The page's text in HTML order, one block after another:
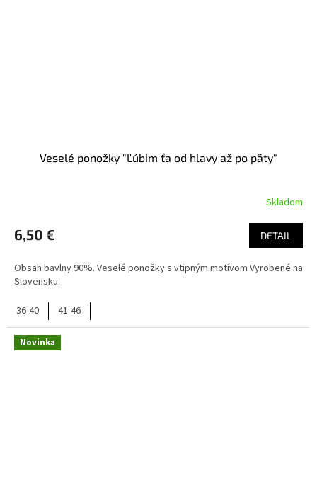
Veselé ponožky "Ľúbim ťa od hlavy až po päty"
Skladom
6,50 € DETAIL
Obsah bavlny 90%. Veselé ponožky s vtipným motívom Vyrobené na
Slovensku.
36-40 41-46
Novinka